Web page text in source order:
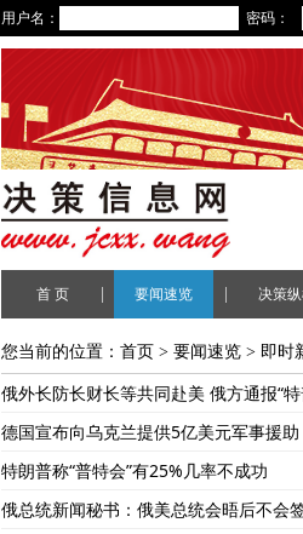
用户名： 密码：
首 页 要闻速览 决策
您当前的位置： 首页 > 要闻速览 > 即时
俄外长防长财长等共同赴美 俄方通报“
德国宣布向乌克兰提供5亿美元军事援助
特朗普称“普特会”有25%几率不成功
俄总统新闻秘书：俄美总统会晤后不会